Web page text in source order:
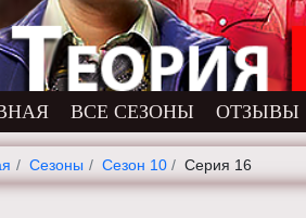
ВСЕ СЕЗОНЫ ОТЗЫВЫ
Cезоны Сезон 10 Серия 16